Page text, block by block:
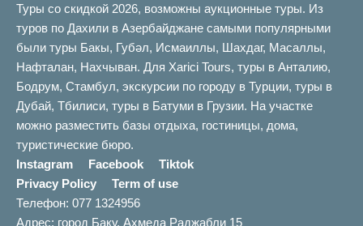
Туры со скидкой 2026, возможны аукционные туры. Из
туров по Дахили в Азербайджане самыми популярными
были туры Бакы, Губəл, Исмаиллы, Шахдаг, Масаллы,
Нафталан, Нахчыван. Для Xarici Tours, туры в Анталию,
Бодрум, Стамбул, экскурсии по городу в Турции, туры в
Дубай, Тбилиси, туры в Батуми в Грузии. На участке
можно разместить базы отдыха, гостиницы, дома,
туристические бюро.
Instagram
Facebook
Tiktok
Privacy Policy
Term of use
Телефон: 077 1324956
Адрес: город Баку, Ахмеда Раджабли 15